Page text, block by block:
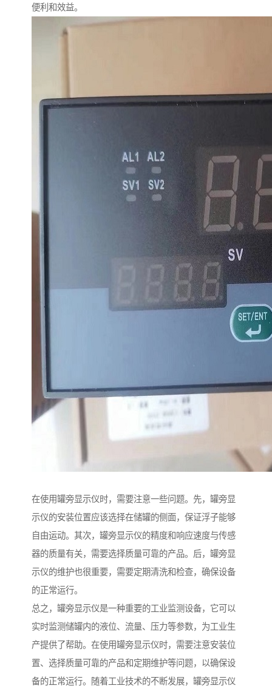
便利和效益。
在使用罐旁显示仪时，需要注意一些问题。先，罐旁显
示仪的安装位置应该选择在储罐的侧面，保证浮子能够
自由运动。其次，罐旁显示仪的精度和响应速度与传感
器的质量有关，需要选择质量可靠的产品。后，罐旁显
示仪的维护也很重要，需要定期清洗和检查，确保设备
的正常运行。
总之，罐旁显示仪是一种重要的工业监测设备，它可以
实时监测储罐内的液位、流量、压力等参数，为工业生
产提供了帮助。在使用罐旁显示仪时，需要注意安装位
置、选择质量可靠的产品和定期维护等问题，以确保设
备的正常运行。随着工业技术的不断发展，罐旁显示仪